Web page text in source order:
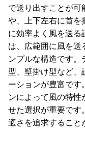
で送り出すことが可
や、上下左右に首を
に効率よく風を送る
は、広範囲に風を送
ンプルな構造です。
型、壁掛け型など、
ーションが豊富です
ンによって風の特性
せた選択が重要です
適さを追求すること